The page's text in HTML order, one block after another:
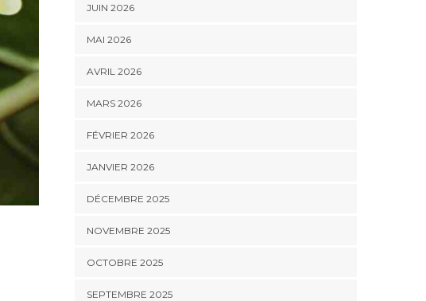
JUIN 2026
MAI 2026
AVRIL 2026
MARS 2026
FÉVRIER 2026
JANVIER 2026
DÉCEMBRE 2025
NOVEMBRE 2025
OCTOBRE 2025
SEPTEMBRE 2025